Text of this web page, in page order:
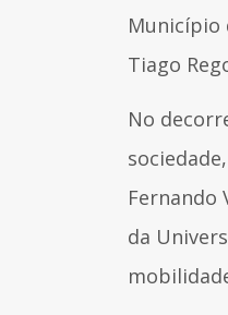
Município
Tiago
No
Fernando
da